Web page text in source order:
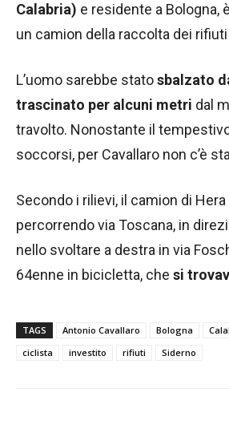
Calabria) e residente a Bologna,
un camion della raccolta dei rifiuti
L’uomo sarebbe statosbalzato
trascinato per alcuni metri dal
travolto. Nonostante il
soccorsi, per Cavallaro non c’è
Secondo i rilievi, il camion di
percorrendo via Toscana, in
nello svoltare a destra in via
64enne in bicicletta, che si
TAGS Antonio Cavallaro Bologna
ciclista
investito rifiuti Siderno